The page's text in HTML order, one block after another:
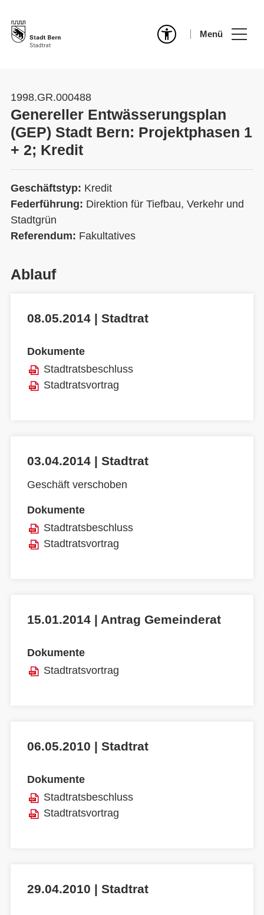
Menü
1998.GR.000488
Genereller Entwässerungsplan
(GEP) Stadt Bern: Projektphasen 1
+ 2; Kredit
Geschäftstyp: Kredit
Federführung: Direktion für Tiefbau, Verkehr und
Stadtgrün
Referendum: Fakultatives
Ablauf
08.05.2014 | Stadtrat
Dokumente
Stadtratsbeschluss
Stadtratsvortrag
03.04.2014 | Stadtrat
Geschäft verschoben
Dokumente
Stadtratsbeschluss
Stadtratsvortrag
15.01.2014 | Antrag Gemeinderat
Dokumente
Stadtratsvortrag
06.05.2010 | Stadtrat
Dokumente
Stadtratsbeschluss
Stadtratsvortrag
29.04.2010 | Stadtrat